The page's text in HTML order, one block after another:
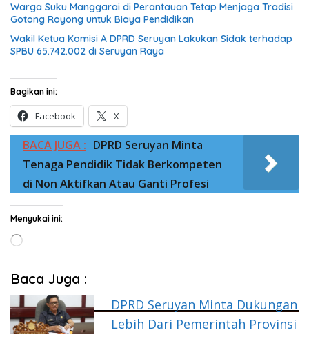
Warga Suku Manggarai di Perantauan Tetap Menjaga Tradisi
Gotong Royong untuk Biaya Pendidikan
Wakil Ketua Komisi A DPRD Seruyan Lakukan Sidak terhadap
SPBU 65.742.002 di Seruyan Raya
Bagikan ini:
Facebook X
BACA JUGA : DPRD Seruyan Minta
Tenaga Pendidik Tidak Berkompeten
di Non Aktifkan Atau Ganti Profesi
Menyukai ini:
Memuat...
Baca Juga :
DPRD Seruyan Minta Dukungan
Lebih Dari Pemerintah Provinsi